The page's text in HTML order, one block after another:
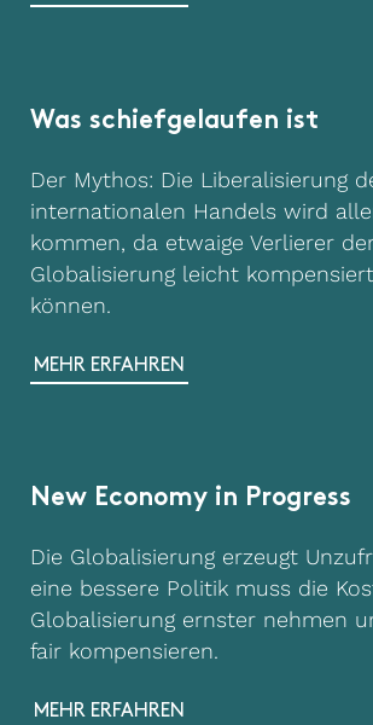
Was schiefgelaufen ist
Der Mythos: Die Liberalisierung
internationalen Handels wird
kommen, da etwaige Verlierer
Globalisierung leicht
können.
MEHR ERFAHREN
New Economy in Progress
Die Globalisierung erzeugt
eine bessere Politik muss die
Globalisierung ernster nehmen
fair kompensieren.
MEHR ERFAHREN